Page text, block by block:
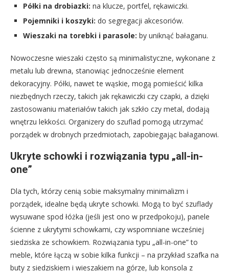
Półki na drobiazki: na klucze, portfel, rękawiczki.
Pojemniki i koszyki: do segregacji akcesoriów.
Wieszaki na torebki i parasole: by uniknąć bałaganu.
Nowoczesne wieszaki często są minimalistyczne, wykonane z
metalu lub drewna, stanowiąc jednocześnie element
dekoracyjny. Półki, nawet te wąskie, mogą pomieścić kilka
niezbędnych rzeczy, takich jak rękawiczki czy czapki, a dzięki
zastosowaniu materiałów takich jak szkło czy metal, dodają
wnętrzu lekkości. Organizery do szuflad pomogą utrzymać
porządek w drobnych przedmiotach, zapobiegając bałaganowi.
Ukryte schowki i rozwiązania typu „all-in-
one”
Dla tych, którzy cenią sobie maksymalny minimalizm i
porządek, idealne będą ukryte schowki. Mogą to być szuflady
wysuwane spod łóżka (jeśli jest ono w przedpokoju), panele
ścienne z ukrytymi schowkami, czy wspomniane wcześniej
siedziska ze schowkiem. Rozwiązania typu „all-in-one” to
meble, które łączą w sobie kilka funkcji – na przykład szafka na
buty z siedziskiem i wieszakiem na górze, lub konsola z